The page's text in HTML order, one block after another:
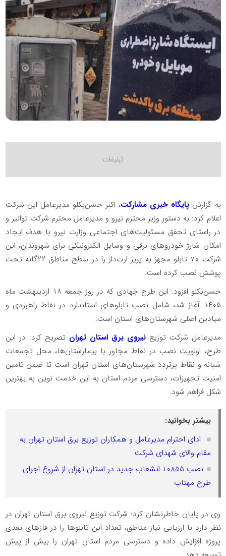
به گزارش پایگاه خبری مشارکت، اکبر حسن‌بکلو مدیرعامل این شرکت
اعلام کرد: به دستور وزیر محترم نیرو و مدیرعامل محترم شرکت توانیر و
در راستای تحقق مسئولیت‌های اجتماعی وزارت نیرو با هدف ایجاد
امکان شارژ خودروهای برقی و وسایل الکترونیکی برای شهروندان، این
شرکت ۷۰ تابلو مجهز به پریز ارت‌دار را در سطح مناطق ۲۲گانه تحت
پوشش نصب کرده است.
️حسن‌بکلو افزود: این طرح جهادی که در روز جمعه ۱۸ اردیبهشت ماه
۱۴۰۵ آغاز شد، شامل نصب تابلوهای استاندارد در نقاط راهبردی و
میادین اصلی شهرستان‌های استان است.
️مدیرعامل شرکت توزیع نیروی برق استان تهران تصریح کرد: در این
طرح، اولویت نصب در نقاط مجاور با بیمارستان‌ها، محل تجمعات
شبانه و نقاط پرتردد شهرستان‌های استان تهران است تا ضمن تامین
امنیت تجهیزات، دسترسی مردم استان به این خدمت نوین به بهترین
شکل فراهم شود.
بیشتر بخوانید:
️ ادای احترام مدیرعامل و همکاران توزیع برق استان تهران به
مقام والای شهدای شرکت
نصب 10855 انشعاب جدید در استان تهران از شروع اجرای
طرح مهتاب
️وی در پایان خاطرنشان کرد: شرکت توزیع نیروی برق استان تهران در
نظر دارد با ارزیابی نیاز مناطق، تعداد این تابلو‌ها را در فازهای بعدی
پروژه افزایش داده و دسترسی مردم استان تهران را بیش از پیش